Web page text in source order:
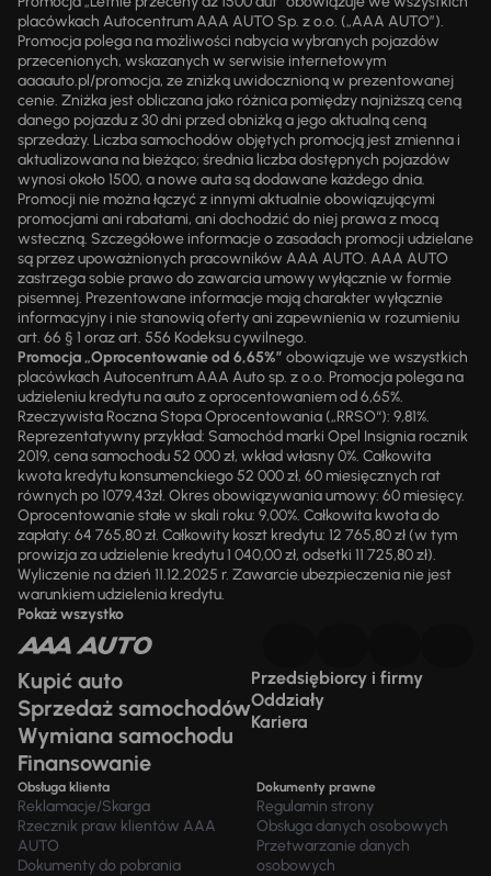
placówkach Autocentrum AAA AUTO Sp. z o.o. („AAA AUTO”).
Promocja polega na możliwości nabycia wybranych pojazdów
przecenionych, wskazanych w serwisie internetowym
aaaauto.pl/promocja, ze zniżką uwidocznioną w prezentowanej
cenie. Zniżka jest obliczana jako różnica pomiędzy najniższą ceną
danego pojazdu z 30 dni przed obniżką a jego aktualną ceną
sprzedaży. Liczba samochodów objętych promocją jest zmienna i
aktualizowana na bieżąco; średnia liczba dostępnych pojazdów
wynosi około 1500, a nowe auta są dodawane każdego dnia.
Promocji nie można łączyć z innymi aktualnie obowiązującymi
promocjami ani rabatami, ani dochodzić do niej prawa z mocą
wsteczną. Szczegółowe informacje o zasadach promocji udzielane
są przez upoważnionych pracowników AAA AUTO. AAA AUTO
zastrzega sobie prawo do zawarcia umowy wyłącznie w formie
pisemnej. Prezentowane informacje mają charakter wyłącznie
informacyjny i nie stanowią oferty ani zapewnienia w rozumieniu
art. 66 § 1 oraz art. 556 Kodeksu cywilnego.
Promocja „Oprocentowanie od 6,65%” obowiązuje we wszystkich
placówkach Autocentrum AAA Auto sp. z o.o. Promocja polega na
udzieleniu kredytu na auto z oprocentowaniem od 6,65%.
Rzeczywista Roczna Stopa Oprocentowania („RRSO“): 9,81%.
Reprezentatywny przykład: Samochód marki Opel Insignia rocznik
2019, cena samochodu 52 000 zł, wkład własny 0%. Całkowita
kwota kredytu konsumenckiego 52 000 zł, 60 miesięcznych rat
równych po 1079,43zł. Okres obowiązywania umowy: 60 miesięcy.
Oprocentowanie stałe w skali roku: 9,00%. Całkowita kwota do
zapłaty: 64 765,80 zł. Całkowity koszt kredytu: 12 765,80 zł (w tym
prowizja za udzielenie kredytu 1 040,00 zł, odsetki 11 725,80 zł).
Wyliczenie na dzień 11.12.2025 r. Zawarcie ubezpieczenia nie jest
warunkiem udzielenia kredytu.
Pokaż wszystko
Kupić auto
Sprzedaż samochodów
Wymiana samochodu
Finansowanie
Przedsiębiorcy i firmy
Oddziały
Kariera
Obsługa klienta
Reklamacje/Skarga
Rzecznik praw klientów AAA
AUTO
Dokumenty do pobrania
Dokumenty prawne
Regulamin strony
Obsługa danych osobowych
Przetwarzanie danych
osobowych